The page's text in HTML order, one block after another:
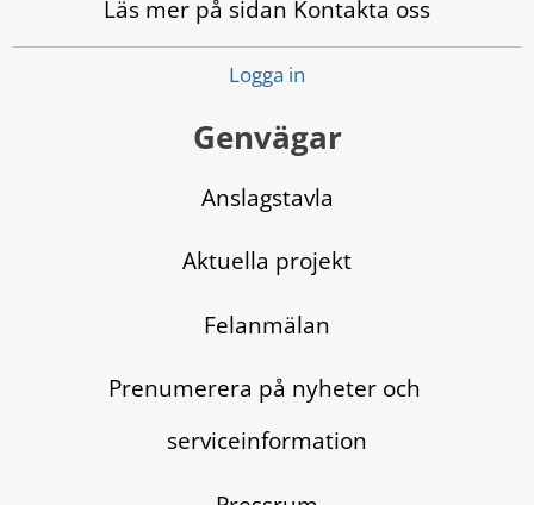
Läs mer på sidan Kontakta oss
Logga in
Genvägar
Anslagstavla
Aktuella projekt
Felanmälan
Prenumerera på nyheter och
serviceinformation